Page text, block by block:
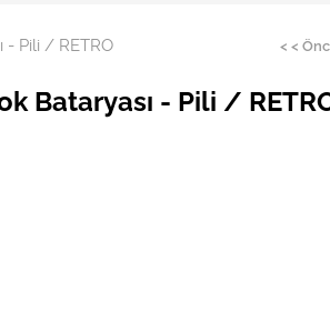
- Pili / RETRO < <
Bataryası - Pili /